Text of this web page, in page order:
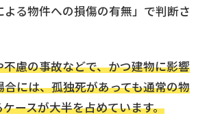
よる物件への損傷の有無」で判断さ
不慮の事故などで、かつ建物に影響
には、孤独死があっても通常の物
ースが大半を占めています。